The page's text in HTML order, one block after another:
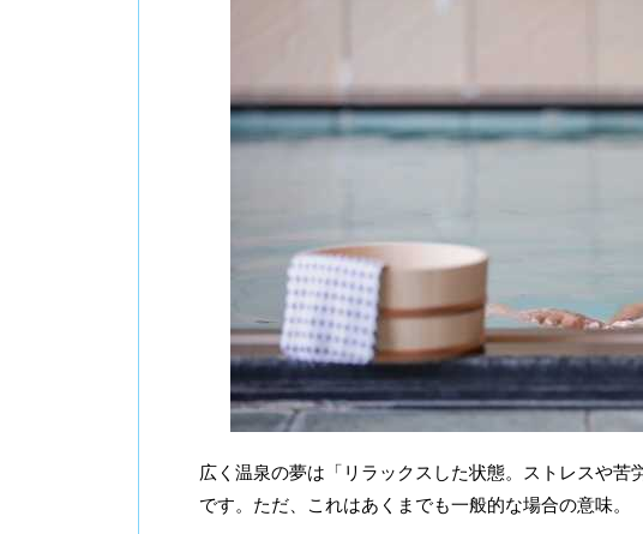
広く温泉の夢は「リラックスした状態。ストレスや
です。ただ、これはあくまでも一般的な場合の意味。